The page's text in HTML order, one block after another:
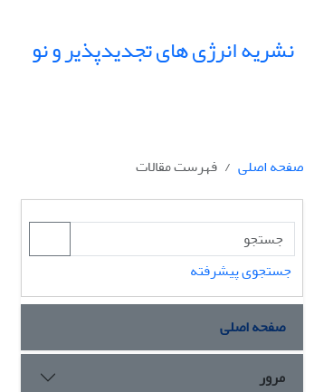
نشریه انرژی های تجدیدپذیر و نو
صفحه اصلی
فهرست مقالات
جستجوی پیشرفته
صفحه اصلی
مرور